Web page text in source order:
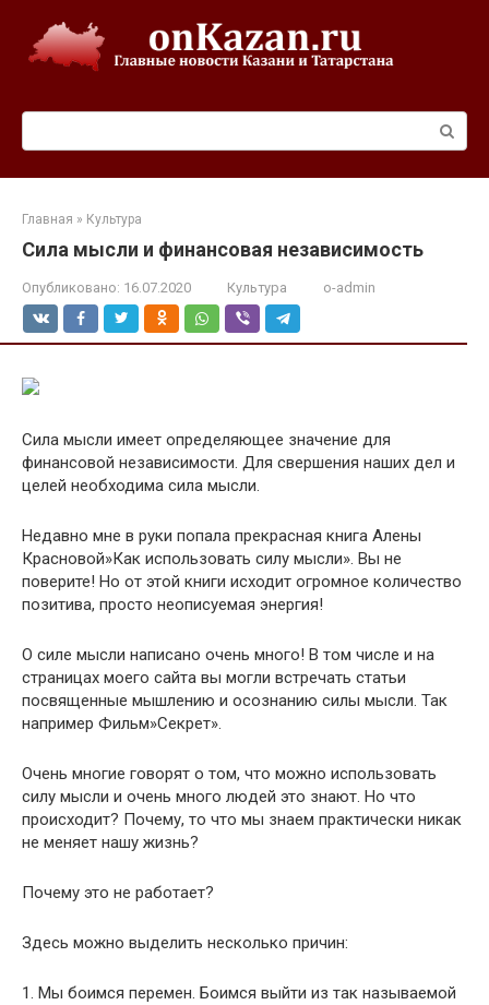
контенту
Главная » Культура
Сила мысли и финансовая независимость
Опубликовано: 16.07.2020 Культура o-admin
Сила мысли имеет определяющее значение для
финансовой независимости. Для свершения наших дел и
целей необходима сила мысли.
Недавно мне в руки попала прекрасная книга Алены
Красновой»Как использовать силу мысли». Вы не
поверите! Но от этой книги исходит огромное количество
позитива, просто неописуемая энергия!
О силе мысли написано очень много! В том числе и на
страницах моего сайта вы могли встречать статьи
посвященные мышлению и осознанию силы мысли. Так
например Фильм»Секрет».
Очень многие говорят о том, что можно использовать
силу мысли и очень много людей это знают. Но что
происходит? Почему, то что мы знаем практически никак
не меняет нашу жизнь?
Почему это не работает?
Здесь можно выделить несколько причин:
1. Мы боимся перемен. Боимся выйти из так называемой